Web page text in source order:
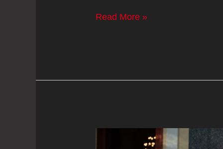
María
que
Venezuela
Read More »